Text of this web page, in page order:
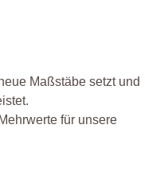
Maßstäbe setzt und
für unsere